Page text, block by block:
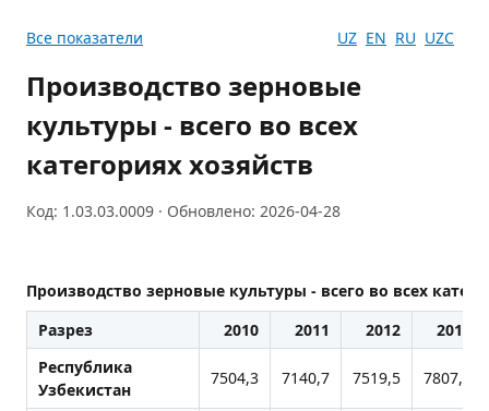
Все показатели UZ EN RU UZC
Производство зерновые
культуры - всего во всех
категориях хозяйств
Код: 1.03.03.0009 · Обновлено: 2026-04-28
Производство зерновые культуры - всего во всех
Разрез
2010 2011 2012
2013
Республика
Узбекистан
7504,3 7140,7 7519,5 7807,7